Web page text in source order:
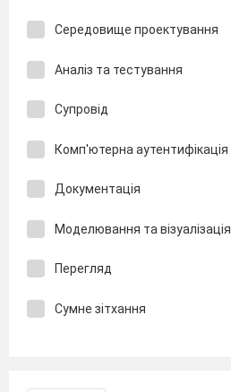
Середовище проектування
Аналіз та тестування
Супровід
Комп'ютерна аутентифікація
Документація
Моделювання та візуалізація
Перегляд
Сумне зітхання